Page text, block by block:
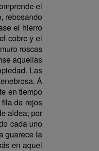
el
rebosando
el hierro
cobre y el
roscas
aquellas
Las
Á
en tiempo
de rejos
aldea; por
cada uno
guarece la
en aquel